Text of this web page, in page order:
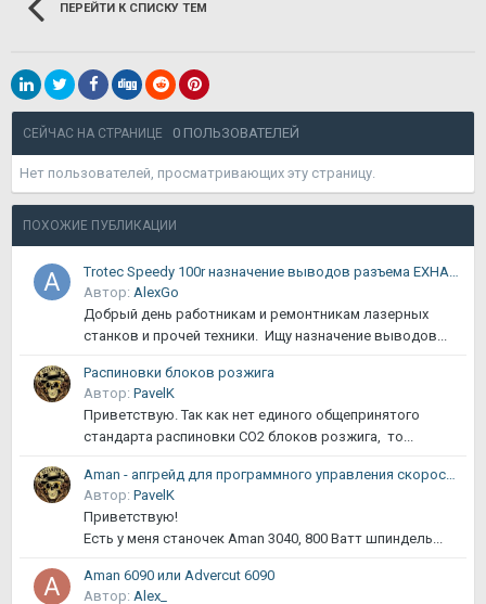
ПЕРЕЙТИ К СПИСКУ ТЕМ
СЕЙЧАС НА СТРАНИЦЕ 0 ПОЛЬЗОВАТЕЛЕЙ
Нет пользователей, просматривающих эту страницу.
ПОХОЖИЕ ПУБЛИКАЦИИ
Автор: AlexGo
Добрый день работникам и ремонтникам лазерных
станков и прочей техники. Ищу назначение выводов...
Распиновки блоков розжига
Автор: PavelK
Приветствую. Так как нет единого общепринятого
стандарта распиновки CO2 блоков розжига, то...
Автор: PavelK
Приветствую!
Есть у меня станочек Aman 3040, 800 Ватт шпиндель...
Aman 6090 или Advercut 6090
Автор: Alex_